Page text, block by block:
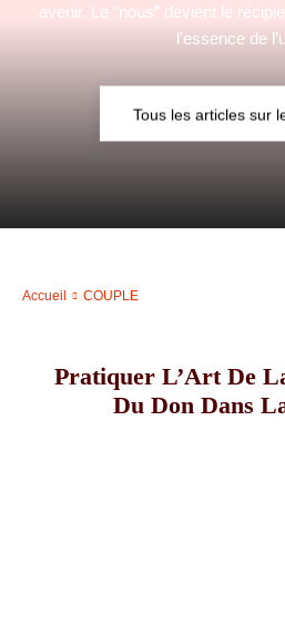
–
avenir. Le “nous” devient le
l’essence de
Tous les articles sur
Accueil COUPLE
Pratiquer L’Art De
Du Don Dans